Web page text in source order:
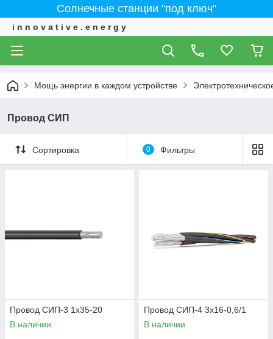
Солнечные станции "под ключ"
i n n o v a t i v e . e n e r g y
Мощь энергии в каждом устройстве
Провод СИП
Сортировка 0 Фильтры
Провод СИП-3 1х35-20
В наличии
Провод СИП-4 3х16-0,6/1
В наличии